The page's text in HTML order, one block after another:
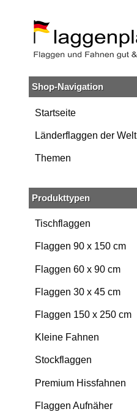
Hauptinhalt
springen
Suche
Zur
Navigation
springen
Shop-Navigation
Startseite
Länderflaggen der Welt
Themen
Produkttypen
Tischflaggen
Flaggen 90 x 150 cm
Flaggen 60 x 90 cm
Flaggen 30 x 45 cm
Flaggen 150 x 250 cm
Kleine Fahnen
Stockflaggen
Premium Hissfahnen
Flaggen Aufnäher